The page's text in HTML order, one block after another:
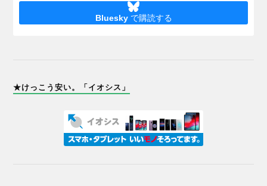
Blueskyで購読する
★けっこう安い。「イオシス」